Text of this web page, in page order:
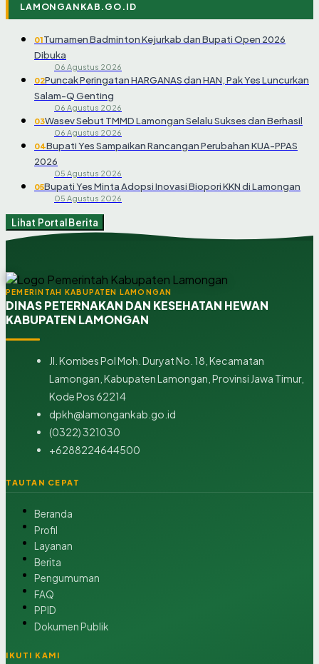
LAMONGANKAB.GO.ID
01Turnamen Badminton Kejurkab dan Bupati Open 2026
Dibuka
06 Agustus 2026
02Puncak Peringatan HARGANAS dan HAN, Pak Yes Luncurkan
Salam-Q Genting
06 Agustus 2026
03Wasev Sebut TMMD Lamongan Selalu Sukses dan Berhasil
06 Agustus 2026
04Bupati Yes Sampaikan Rancangan Perubahan KUA-PPAS
2026
05 Agustus 2026
05Bupati Yes Minta Adopsi Inovasi Biopori KKN di Lamongan
05 Agustus 2026
Lihat Portal Berita
PEMERINTAH KABUPATEN LAMONGAN
DINAS PETERNAKAN DAN KESEHATAN HEWAN
KABUPATEN LAMONGAN
Jl. Kombes Pol Moh. Duryat No. 18, Kecamatan
Lamongan, Kabupaten Lamongan, Provinsi Jawa Timur,
Kode Pos 62214
dpkh@lamongankab.go.id
(0322) 321030
+6288224644500
TAUTAN CEPAT
Beranda
Profil
Layanan
Berita
Pengumuman
FAQ
PPID
Dokumen Publik
IKUTI KAMI